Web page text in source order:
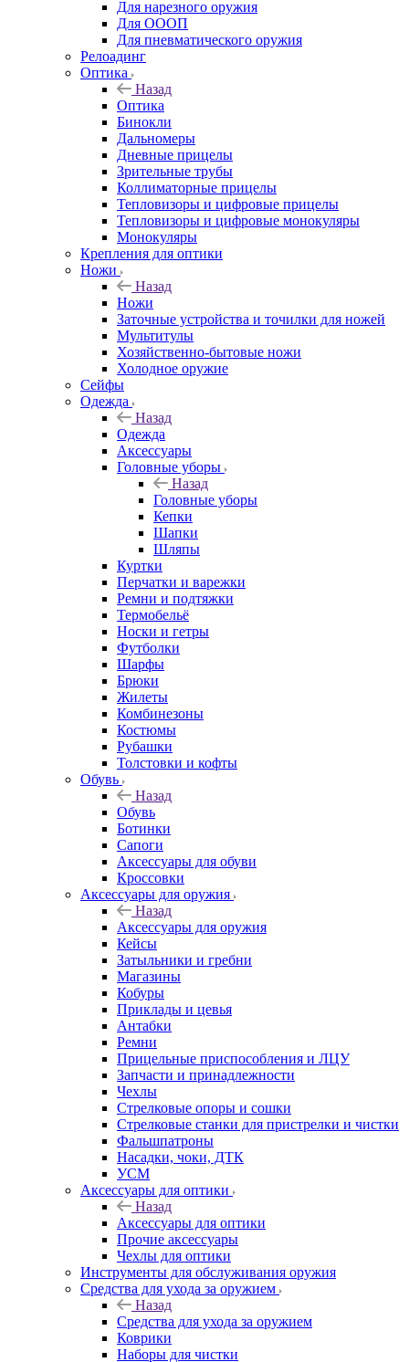
Для нарезного оружия
Для ОООП
Для пневматического оружия
Релоадинг
Оптика
Назад
Оптика
Бинокли
Дальномеры
Дневные прицелы
Зрительные трубы
Коллиматорные прицелы
Тепловизоры и цифровые прицелы
Тепловизоры и цифровые монокуляры
Монокуляры
Крепления для оптики
Ножи
Назад
Ножи
Заточные устройства и точилки для ножей
Мультитулы
Хозяйственно-бытовые ножи
Холодное оружие
Сейфы
Одежда
Назад
Одежда
Аксессуары
Головные уборы
Назад
Головные уборы
Кепки
Шапки
Шляпы
Куртки
Перчатки и варежки
Ремни и подтяжки
Термобельё
Носки и гетры
Футболки
Шарфы
Брюки
Жилеты
Комбинезоны
Костюмы
Рубашки
Толстовки и кофты
Обувь
Назад
Обувь
Ботинки
Сапоги
Аксессуары для обуви
Кроссовки
Аксессуары для оружия
Назад
Аксессуары для оружия
Кейсы
Затыльники и гребни
Магазины
Кобуры
Приклады и цевья
Антабки
Ремни
Прицельные приспособления и ЛЦУ
Запчасти и принадлежности
Чехлы
Стрелковые опоры и сошки
Стрелковые станки для пристрелки и чистки
Фальшпатроны
Насадки, чоки, ДТК
УСМ
Аксессуары для оптики
Назад
Аксессуары для оптики
Прочие аксессуары
Чехлы для оптики
Инструменты для обслуживания оружия
Средства для ухода за оружием
Назад
Средства для ухода за оружием
Коврики
Наборы для чистки